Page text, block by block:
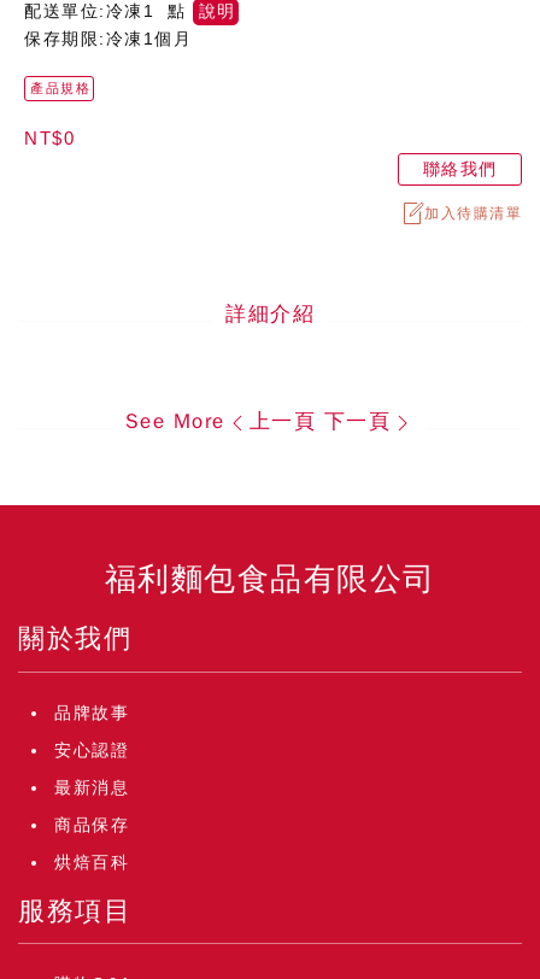
配送單位:冷凍1 點
說明
保存期限:冷凍1個月
產品規格
NT$0
聯絡我們
加入待購清單
詳細介紹
See More 上一頁 下一頁
福利麵包食品有限公司
關於我們
品牌故事
安心認證
最新消息
商品保存
烘焙百科
服務項目